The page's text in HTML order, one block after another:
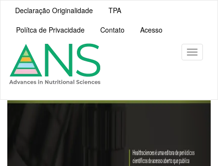
Principal
principal
Barra
Lateral
Declaração Originalidade
TPA
Polítca de Privacidade
Contato Acesso
Toggle
Previous Next